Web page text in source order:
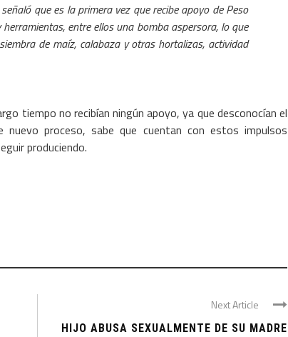
que es la primera vez que recibe apoyo de Peso
entre ellos una bomba aspersora, lo que
de maíz, calabaza y otras hortalizas, actividad
tiempo no recibían ningún apoyo, ya que desconocían el
proceso, sabe que cuentan con estos impulsos
produciendo.
Next Article
HIJO ABUSA SEXUALMENTE DE SU MADRE